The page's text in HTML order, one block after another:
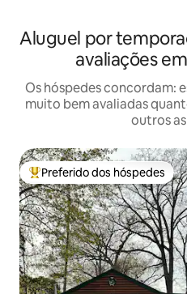
Aluguel por
avaliações
Os hóspedes concordam:
muito bem avaliadas
outros
Entre os melhores preferidos
Preferido dos hóspedes